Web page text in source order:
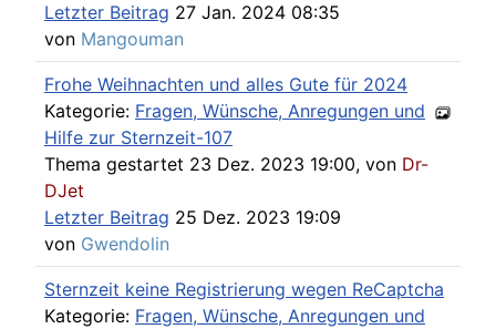
Letzter Beitrag 27 Jan. 2024 08:35
von Mangouman
Frohe Weihnachten und alles Gute für 2024
Kategorie: Fragen, Wünsche, Anregungen und
Hilfe zur Sternzeit-107
Thema gestartet 23 Dez. 2023 19:00, von Dr-
DJet
Letzter Beitrag 25 Dez. 2023 19:09
von Gwendolin
Sternzeit keine Registrierung wegen ReCaptcha
Kategorie: Fragen, Wünsche, Anregungen und